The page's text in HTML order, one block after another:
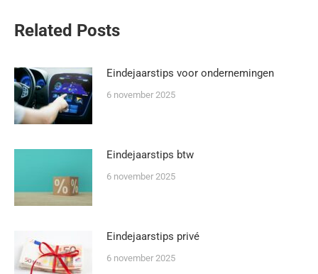
Related Posts
Eindejaarstips voor ondernemingen
6 november 2025
Eindejaarstips btw
6 november 2025
Eindejaarstips privé
6 november 2025